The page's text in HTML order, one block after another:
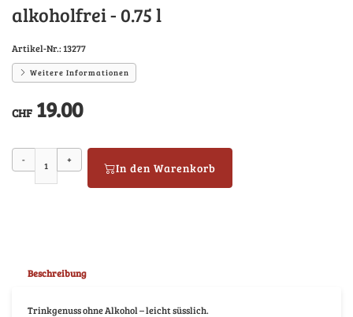
alkoholfrei - 0.75 l
Artikel-Nr.:13277
Weitere Informationen
CHF 19.00
- +
In den Warenkorb
Beschreibung
Trinkgenuss ohne Alkohol – leicht süsslich.